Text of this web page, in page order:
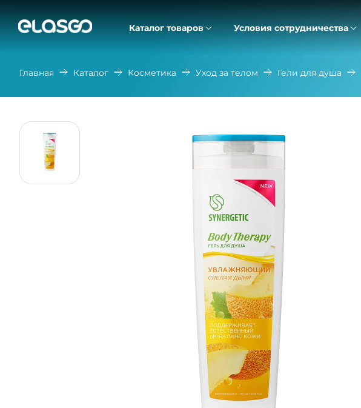
Каталог товаров Условия сотрудничества
Главная Каталог Косметика Уход за телом Гели для душа